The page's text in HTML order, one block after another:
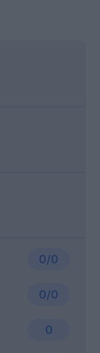
0/0
0/0
0